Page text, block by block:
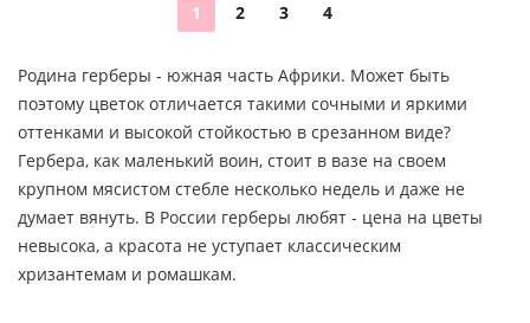
1 2 3 4
Родина герберы - южная часть Африки. Может быть
поэтому цветок отличается такими сочными и яркими
оттенками и высокой стойкостью в срезанном виде?
Гербера, как маленький воин, стоит в вазе на своем
крупном мясистом стебле несколько недель и даже не
думает вянуть. В России герберы любят - цена на цветы
невысока, а красота не уступает классическим
хризантемам и ромашкам.